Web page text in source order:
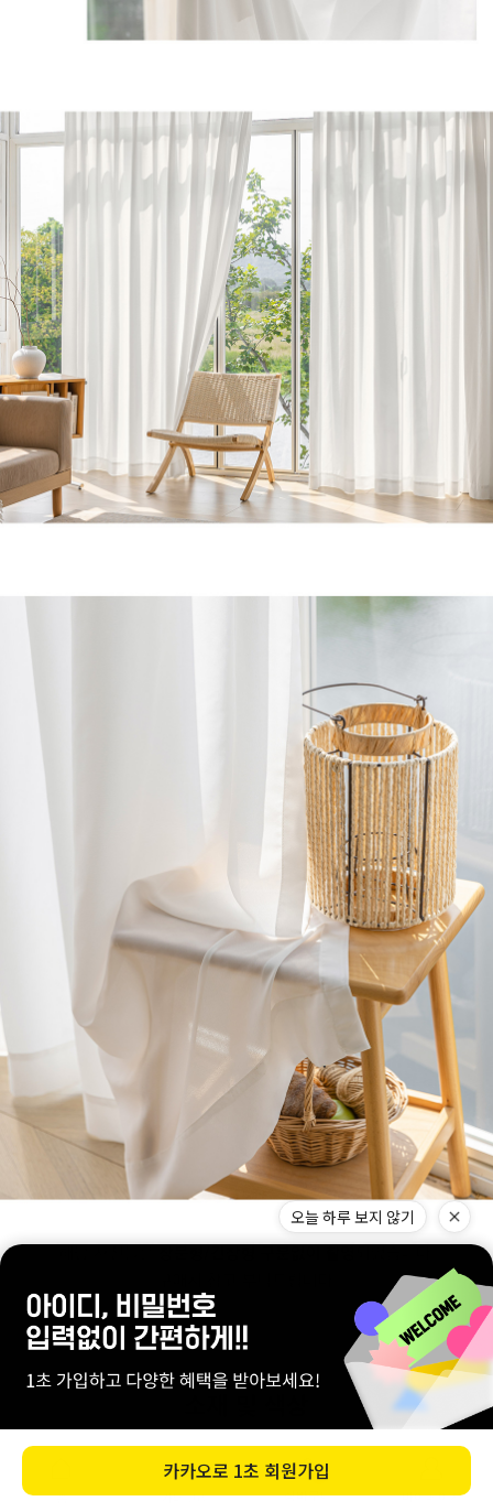
홈 카테고리
0
장바구니 마이페이지
오늘 하루 보지 않기
카카오로 1초 회원가입